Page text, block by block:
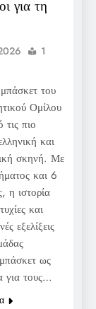
για τη
1
του
Ομίλου
πιο
και
σκηνή. Με
και 6
η ιστορία
και
εξελίξεις
ως
για τους…